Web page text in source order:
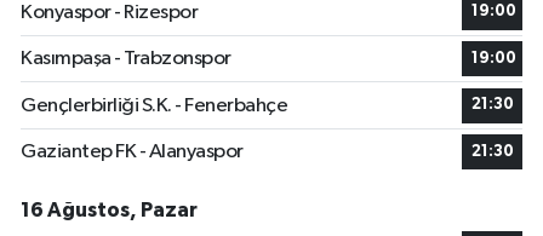
Konyaspor - Rizespor
19:00
Kasımpaşa - Trabzonspor 19:00
Gençlerbirliği S.K. - Fenerbahçe 21:30
Gaziantep FK - Alanyaspor 21:30
16 Ağustos, Pazar